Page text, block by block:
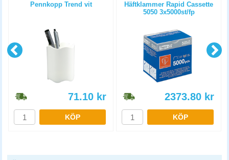
Pennkopp Trend vit
71.10 kr
KÖP
Häftklammer Rapid Cassette
5050 3x5000st/fp
2373.80 kr
KÖP